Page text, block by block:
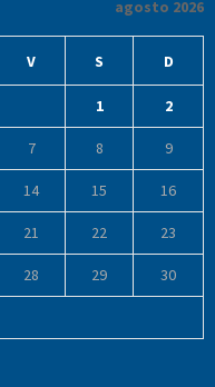
agosto 2026
V S D
1 2
7 8 9
14 15 16
21 22 23
28 29 30